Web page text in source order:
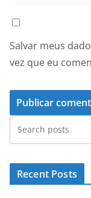
Salvar meus
vez que eu
Recent Posts